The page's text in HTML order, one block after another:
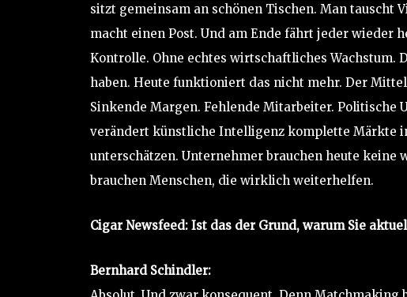
sitzt gemeinsam an schönen Tischen. Man
macht einen Post. Und am Ende fährt jeder wieder
Kontrolle. Ohne echtes wirtschaftliches Wachstum.
haben. Heute funktioniert das nicht mehr. Der
Sinkende Margen. Fehlende Mitarbeiter. Politische
verändert künstliche Intelligenz komplette Märkte
unterschätzen. Unternehmer brauchen heute keine
brauchen Menschen, die wirklich weiterhelfen.
Cigar Newsfeed: Ist das der Grund, warum Sie
Bernhard Schindler: